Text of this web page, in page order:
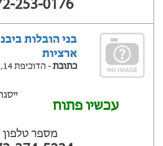
253-0176
בני הובלות
ארציות
כתובת- הדוכיפת 14, יבנה
עכשיו פתוח
מספר טלפון